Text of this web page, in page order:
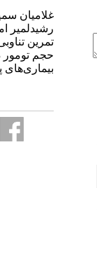
غلامیان
رشیدلمیر
حجم تومور
بیماری‌های پستان